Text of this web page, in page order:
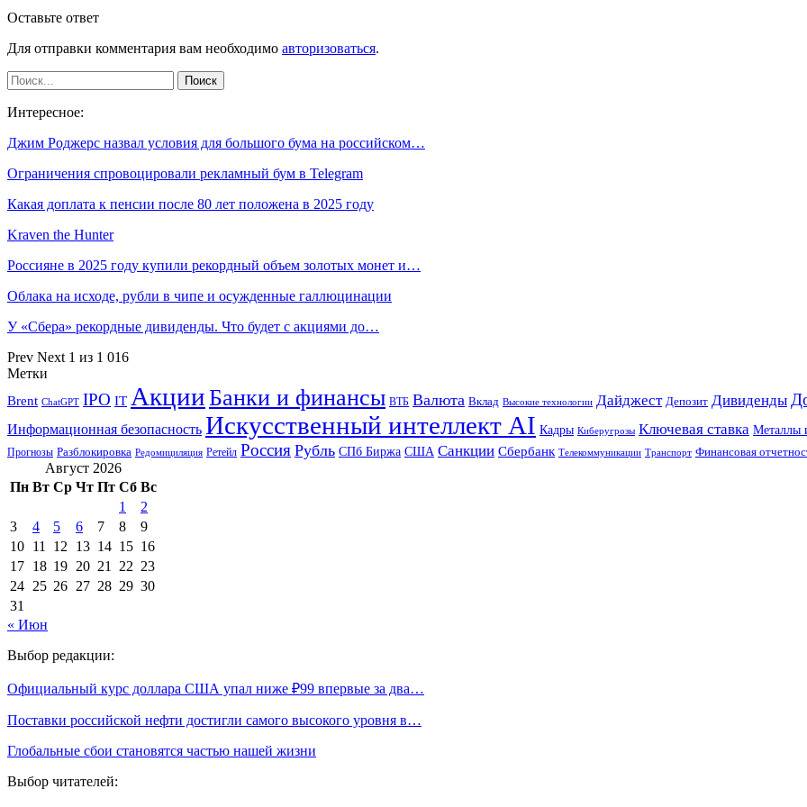
Оставьте ответ
Для отправки комментария вам необходимо авторизоваться.
Интересное:
Джим Роджерс назвал условия для большого бума на российском…
Ограничения спровоцировали рекламный бум в Telegram
Какая доплата к пенсии после 80 лет положена в 2025 году
Kraven the Hunter
Россияне в 2025 году купили рекордный объем золотых монет и…
Облака на исходе, рубли в чипе и осужденные галлюцинации
У «Сбера» рекордные дивиденды. Что будет с акциями до…
Prev Next 1 из 1 016
Метки
Brent ChatGPT IPO IT Акции Банки и финансы ВТБ Валюта Вклад Высокие технологии Дайджест Депозит Дивиденды
Информационная безопасность Искусственный интеллект AI Кадры Киберугрозы Ключевая ставка Металлы
Прогнозы Разблокировка Редомициляция Ретейл Россия Рубль СПб Биржа США Санкции Сбербанк Телекоммуникации Транспорт Финансовая
Август 2026
Пн Вт Ср Чт Пт Сб Вс
1
2
3
4 5 6 7 8
9
10 11 12 13 14 15 16
17 18 19 20 21 22 23
24 25 26 27 28 29 30
31
« Июн
Выбор редакции:
Официальный курс доллара США упал ниже ₽99 впервые за два…
Поставки российской нефти достигли самого высокого уровня в…
Глобальные сбои становятся частью нашей жизни
Выбор читателей: